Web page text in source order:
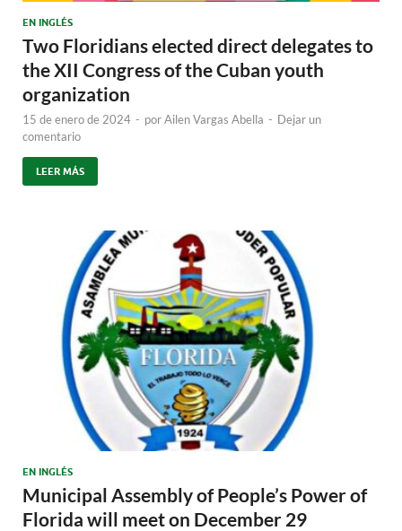
EN INGLÉS
Two Floridians elected direct delegates to
the XII Congress of the Cuban youth
organization
15 de enero de 2024 - porAilen Vargas Abella - Dejar un
comentario
LEER MÁS
EN INGLÉS
Municipal Assembly of People’s Power of
Florida will meet on December 29